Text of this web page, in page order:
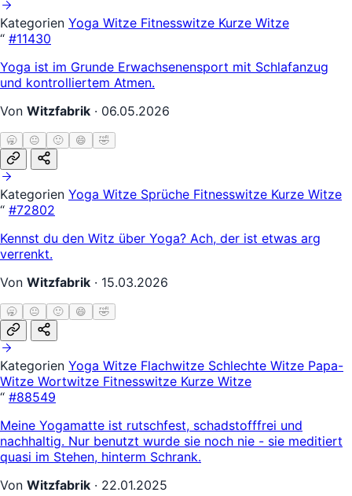
Kategorien Yoga Witze Fitnesswitze Kurze Witze
“ #11430
Yoga ist im Grunde Erwachsenensport mit Schlafanzug
und kontrolliertem Atmen.
Von Witzfabrik · 06.05.2026
🥱 😐 🙂 😄 🤣
Kategorien Yoga Witze Sprüche Fitnesswitze Kurze Witze
“ #72802
Kennst du den Witz über Yoga? Ach, der ist etwas arg
verrenkt.
Von Witzfabrik · 15.03.2026
🥱 😐 🙂 😄 🤣
Kategorien Yoga Witze Flachwitze Schlechte Witze Papa-
Witze Wortwitze Fitnesswitze Kurze Witze
“ #88549
Meine Yogamatte ist rutschfest, schadstofffrei und
nachhaltig. Nur benutzt wurde sie noch nie - sie meditiert
quasi im Stehen, hinterm Schrank.
Von Witzfabrik · 22.01.2025